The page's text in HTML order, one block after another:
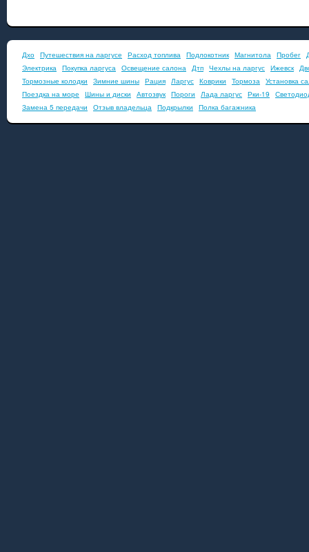
Дхо Путешествия на ларгусе Расход топлива Подлокотник Магнитола Пробег
Электрика Покупка ларгуса Освещение салона Дтп Чехлы на ларгус Ижевск
Тормозные колодки
Зимние шины Рация Ларгус Коврики Тормоза Установка
Поездка на море
Шины и диски Автозвук Пороги Лада ларгус Рки-19
Замена 5 передачи
Отзыв владельца Подкрылки Полка багажника